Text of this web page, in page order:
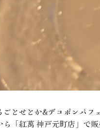
ごとせとか&デコポンパフ
ら「紅萬 神戸元町店」で